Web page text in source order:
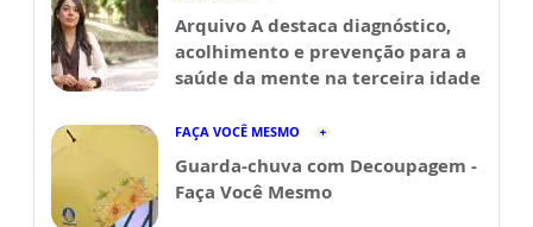
Arquivo A destaca diagnóstico,
acolhimento e prevenção para a
saúde da mente na terceira idade
FAÇA VOCÊ MESMO
Guarda-chuva com Decoupagem -
Faça Você Mesmo